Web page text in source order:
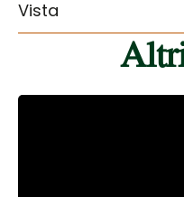
Vista